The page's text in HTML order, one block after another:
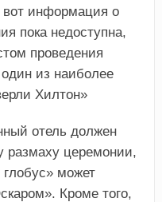
вот информация о
пока недоступна,
проведения
один из наиболее
Хилтон»
отель должен
размаху церемонии,
может
Кроме того,